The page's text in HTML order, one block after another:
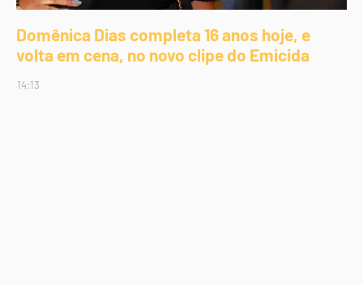
Domênica Dias completa 16 anos hoje, e
volta em cena, no novo clipe do Emicida
14:13